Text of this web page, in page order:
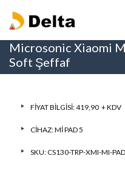
Microsonic Xiaomi
Soft Şeffaf
FIYAT BILGISI: 419,90 + KDV
CIHAZ:MI PAD 5
SKU: CS130-TRP-XMI-MI-